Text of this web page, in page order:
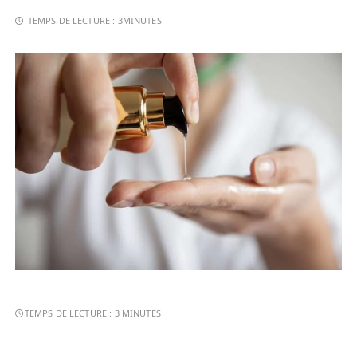
TEMPS DE LECTURE : 3MINUTES